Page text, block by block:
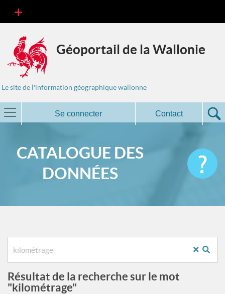
Géoportail de la Wallonie
Le site de l'information géographique wallonne
Se connecter Contact
CATALOGUE DES
DONNÉES
Résultat de la recherche sur le mot
"kilométrage"